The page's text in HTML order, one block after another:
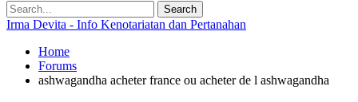
Irma Devita - Info Kenotariatan dan Pertanahan
Home
Forums
ashwagandha acheter france ou acheter de l ashwagandha